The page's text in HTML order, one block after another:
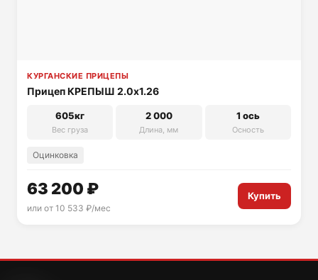
КУРГАНСКИЕ ПРИЦЕПЫ
Прицеп КРЕПЫШ 2.0х1.26
605кг
Вес груза
2 000
Длина, мм
1 ось
Осность
Оцинковка
63 200 ₽
или от 10 533 ₽/мес
Купить